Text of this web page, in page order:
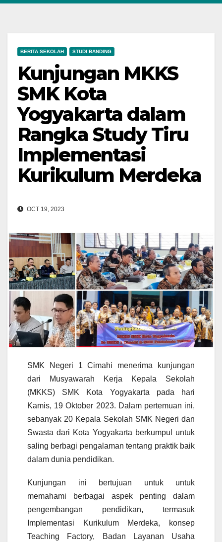
BERITA SEKOLAH STUDI BANDING
Kunjungan MKKS
SMK Kota
Yogyakarta dalam
Rangka Study Tiru
Implementasi
Kurikulum Merdeka
OCT 19, 2023
SMK Negeri 1 Cimahi menerima kunjungan
dari Musyawarah Kerja Kepala Sekolah
(MKKS) SMK Kota Yogyakarta pada hari
Kamis, 19 Oktober 2023. Dalam pertemuan ini,
sebanyak 20 Kepala Sekolah SMK Negeri dan
Swasta dari Kota Yogyakarta berkumpul untuk
saling berbagi pengalaman tentang praktik baik
dalam dunia pendidikan.
Kunjungan ini bertujuan untuk untuk
memahami berbagai aspek penting dalam
pengembangan pendidikan, termasuk
Implementasi Kurikulum Merdeka, konsep
Teaching Factory, Badan Layanan Usaha